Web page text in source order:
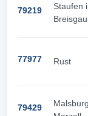
79219
Staufen
Breisgau
77977 Rust
79429